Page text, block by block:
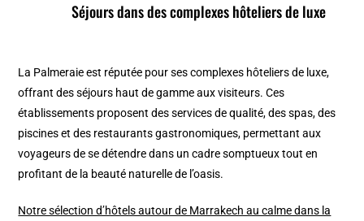
Séjours dans des complexes hôteliers de luxe
La Palmeraie est réputée pour ses complexes hôteliers de luxe,
offrant des séjours haut de gamme aux visiteurs. Ces
établissements proposent des services de qualité, des spas, des
piscines et des restaurants gastronomiques, permettant aux
voyageurs de se détendre dans un cadre somptueux tout en
profitant de la beauté naturelle de l’oasis.
Notre sélection d’hôtels autour de Marrakech au calme dans la